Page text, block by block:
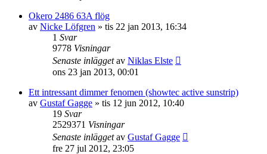
Okero 2486 63A flög
av Nicke Löfgren » tis 22 jan 2013, 16:34
1 Svar
9778 Visningar
Senaste inläggetav Niklas Elste
ons 23 jan 2013, 00:01
Ett intressant dimmer fenomen (showtec active sunstrip)
av Gustaf Gagge » tis 12 jun 2012, 10:40
19 Svar
2529371 Visningar
Senaste inläggetav Gustaf Gagge
fre 27 jul 2012, 23:05